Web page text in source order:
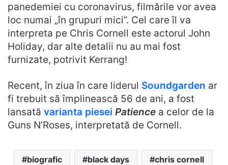
panedemiei cu coronavirus, filmările vor avea
loc numai „în grupuri mici”. Cel care îl va
interpreta pe Chris Cornell este actorul John
Holiday, dar alte detalii nu au mai fost
furnizate, potrivit Kerrang!
Recent, în ziua în care liderul Soundgarden ar
fi trebuit să împlinească 56 de ani, a fost
lansată varianta piesei Patience a celor de la
Guns N’Roses, interpretată de Cornell.
biografic black days chris cornell